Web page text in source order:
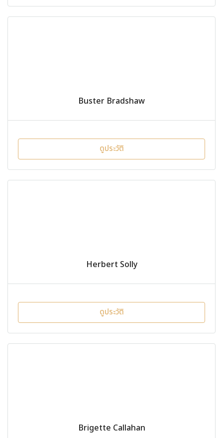
Buster Bradshaw
ดูประวัติ
Herbert Solly
ดูประวัติ
Brigette Callahan